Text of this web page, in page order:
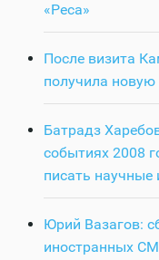
«Реса»
После визита
получила
Батрадз
событиях 2008
писать научные
Юрий Вазагов:
иностранных